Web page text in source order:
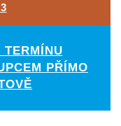
TERMÍNU
PŘÍMO